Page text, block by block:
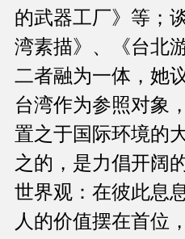
的武器工厂》等；
湾素描》、《台北
二者融为一体，她
台湾作为参照对象
置之于国际环境的
之的，是力倡开阔
世界观：在彼此息
人的价值摆在首位